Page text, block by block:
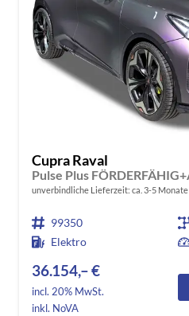
Cupra Raval
unverbindliche Lieferzeit: ca. 3-5 Monate
99350
Elektro
36.154,– €
incl. 20% MwSt.
inkl. NoVA